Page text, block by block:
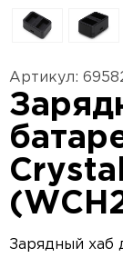
Артикул:
Зарядный хаб